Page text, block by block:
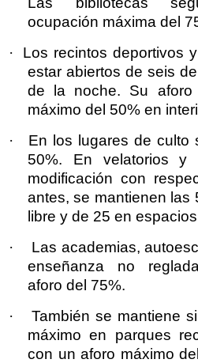
ocupación máxima del
·
Los recintos deportivos
estar abiertos de seis
de la noche. Su aforo
máximo del 50% en
·
En los lugares de culto
50%. En velatorios y
modificación con
antes, se mantienen las
libre y de 25 en
·
Las academias,
enseñanza no
aforo del 75%.
·
También se mantiene
máximo en parques
con un aforo máximo